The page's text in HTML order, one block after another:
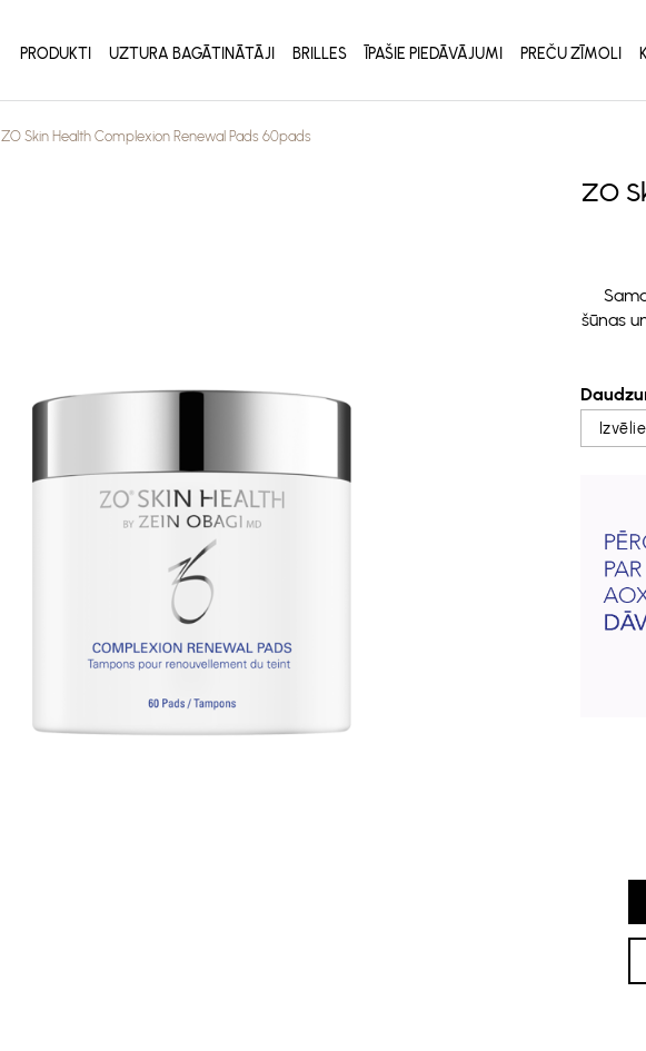
PRODUKTI UZTURA BAGĀTINĀTĀJI BRILLES ĪPAŠIE PIEDĀVĀJUMI PREČU ZĪMOLI
ZO Skin Health Complexion Renewal Pads 60pads
ZO
šūnas